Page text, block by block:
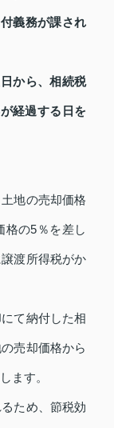
義務が課され
から、相続税
経過する日を
地の売却価格
格の5％を差し
渡所得税がか
て納付した相
売却価格から
ます。
ため、節税効